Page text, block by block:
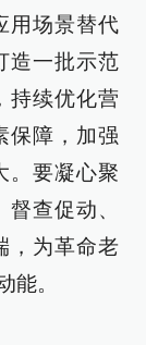
用场景替代
造一批示范
持续优化营
保障，加强
。要凝心聚
查促动、
，为革命老
能。